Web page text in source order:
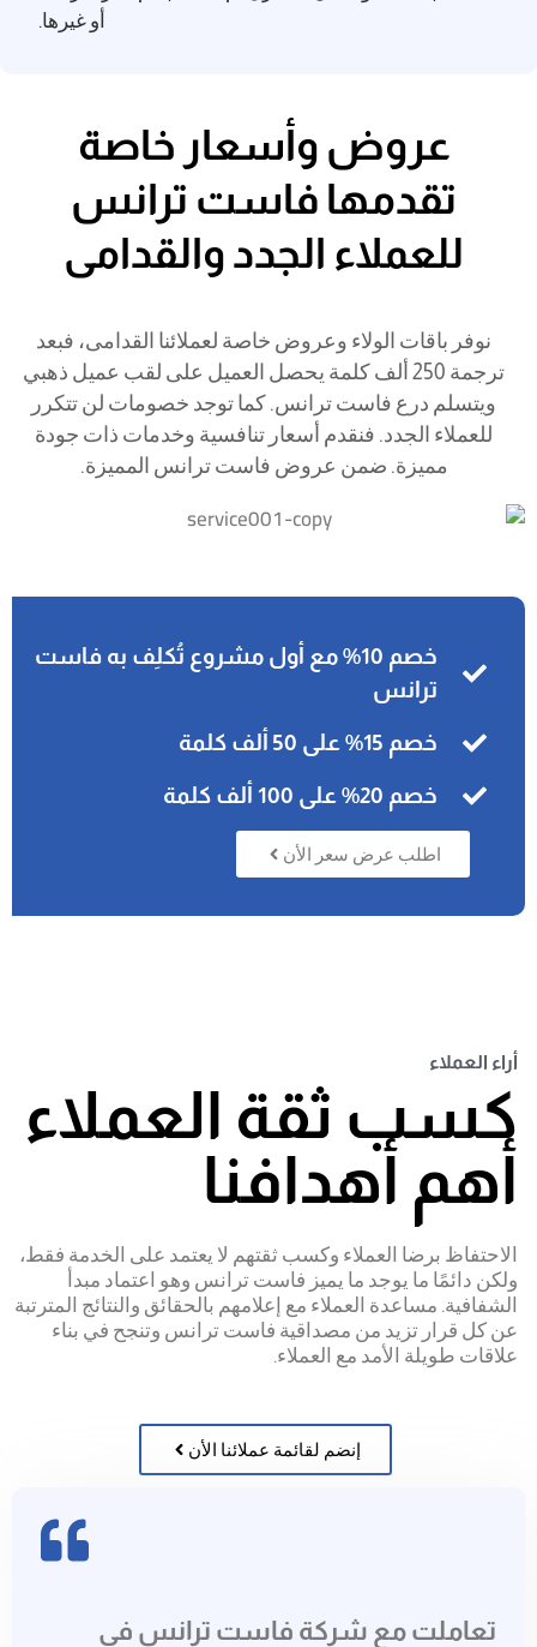
أو غيرها.
عروض وأسعار خاصة
تقدمها فاست ترانس
للعملاء الجدد والقدامى​
نوفر باقات الولاء وعروض خاصة لعملائنا القدامى، فبعد
ترجمة 250 ألف كلمة يحصل العميل على لقب عميل ذهبي
ويتسلم درع فاست ترانس. كما توجد خصومات لن تتكرر
للعملاء الجدد. فنقدم أسعار تنافسية وخدمات ذات جودة
مميزة. ضمن عروض فاست ترانس المميزة.​
خصم 10% مع أول مشروع تُكلِف به فاست
ترانس
خصم 15% على 50 ألف كلمة
خصم 20% على 100 ألف كلمة
اطلب عرض سعر الأن
أراء العملاء
كسب ثقة العملاء
أهم أهدافنا
الاحتفاظ برضا العملاء وكسب ثقتهم لا يعتمد على الخدمة فقط،
ولكن دائمًا ما يوجد ما يميز فاست ترانس وهو اعتماد مبدأ
الشفافية. مساعدة العملاء مع إعلامهم بالحقائق والنتائج المترتبة
عن كل قرار تزيد من مصداقية فاست ترانس وتنجح في بناء
علاقات طويلة الأمد مع العملاء.
إنضم لقائمة عملائنا الأن
تعاملت مع شركة فاست ترانس في